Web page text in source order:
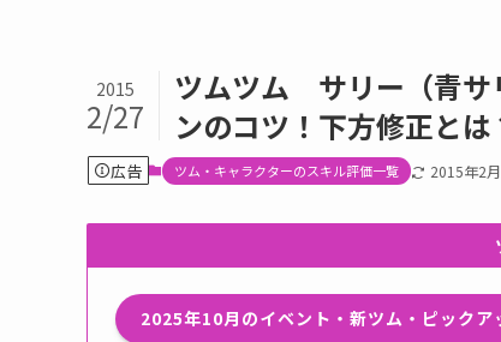
ツムツム サリー（青サ
ンのコツ！下方修正とは
2015
2/27
広告 ツム・キャラクターのスキル評価一覧 2015年2
2025年10月のイベント・新ツム・ピック